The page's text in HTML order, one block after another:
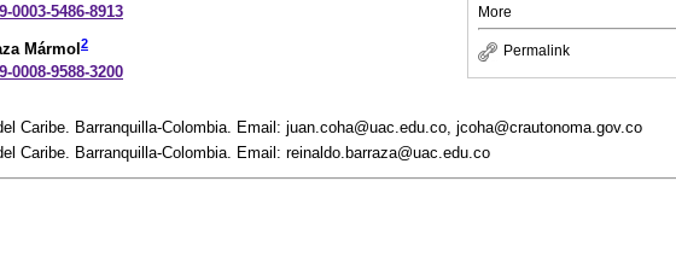
More
Permalink
0003-5486-8913
Mármol 2
0008-9588-3200
Caribe. Barranquilla-Colombia. Email: juan.coha@uac.edu.co, jcoha@crautonoma.gov.co
Caribe. Barranquilla-Colombia. Email: reinaldo.barraza@uac.edu.co